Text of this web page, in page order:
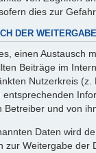
dies zur
DER
einen Austausch
Beiträge im
Nutzerkreis
und von
Daten wird
zur Weitergabe der